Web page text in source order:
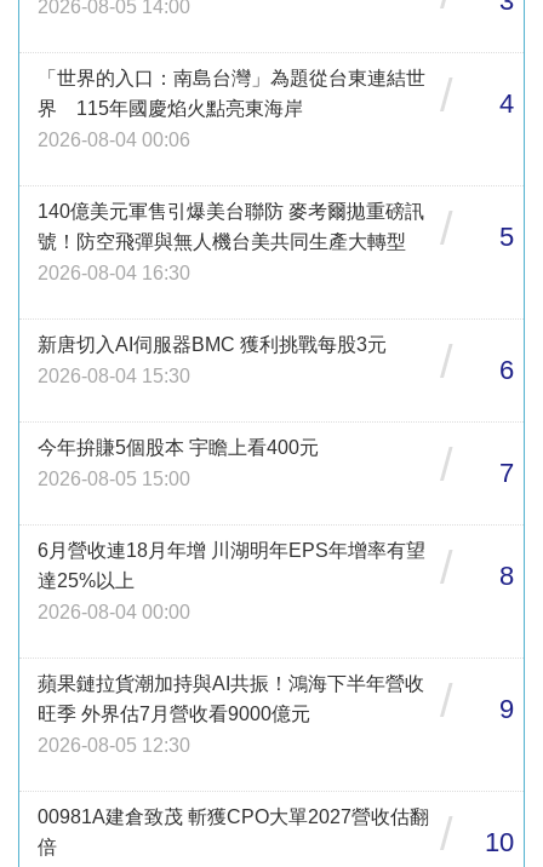
2026-08-05 14:00
「世界的入口：南島台灣」為題從台東連結世
界 115年國慶焰火點亮東海岸
2026-08-04 00:06
/ 4
140億美元軍售引爆美台聯防 麥考爾拋重磅訊
號！防空飛彈與無人機台美共同生產大轉型
2026-08-04 16:30
/ 5
新唐切入AI伺服器BMC 獲利挑戰每股3元
2026-08-04 15:30
/ 6
今年拚賺5個股本 宇瞻上看400元
2026-08-05 15:00
/ 7
6月營收連18月年增 川湖明年EPS年增率有望
達25%以上
2026-08-04 00:00
/ 8
蘋果鏈拉貨潮加持與AI共振！鴻海下半年營收
旺季 外界估7月營收看9000億元
2026-08-05 12:30
/ 9
00981A建倉致茂 斬獲CPO大單2027營收估翻
倍
/ 10